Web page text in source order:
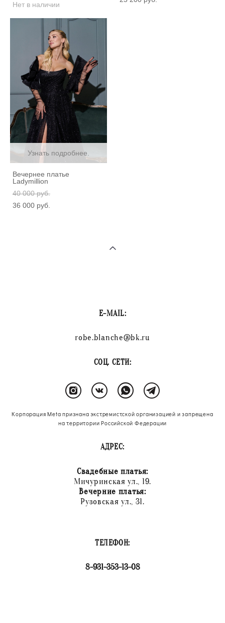
Нет в наличии
Узнать подробнее.
Вечернее платье
Ladymillion
40 000 pуб.
36 000 pуб.
E-MAIL:
robe.blanche@bk.ru
СОЦ. СЕТИ:
Корпорация Meta признана экстремистской организацией и запрещена
на территории Российской Федерации
АДРЕС:
Свадебные платья:
Мичуринская ул., 19.
Вечерние платья:
Рузовская ул., 31.
ТЕЛЕФОН:
8-931-353-13-08